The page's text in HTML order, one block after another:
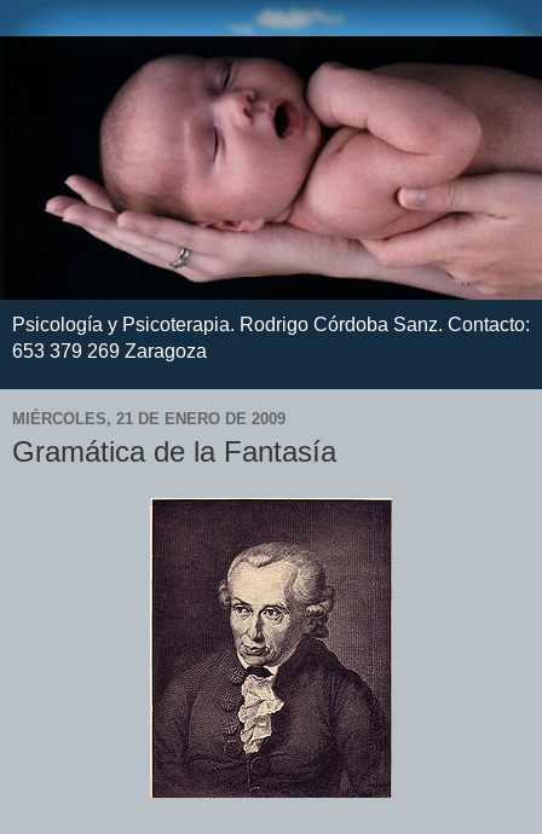
Psicología y Psicoterapia. Rodrigo Córdoba Sanz. Contacto:
653 379 269 Zaragoza
MIÉRCOLES, 21 DE ENERO DE 2009
Gramática de la Fantasía